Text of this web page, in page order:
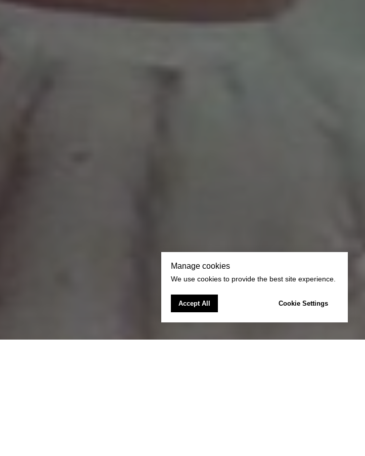
Manage cookies
We use cookies to provide the best site experience.
Accept All Cookie Settings